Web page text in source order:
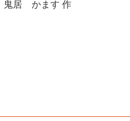
鬼居 かます 作